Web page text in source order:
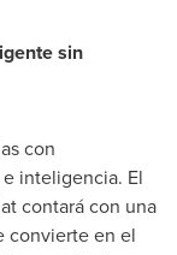
sin
con
inteligencia. El
contará con una
convierte en el